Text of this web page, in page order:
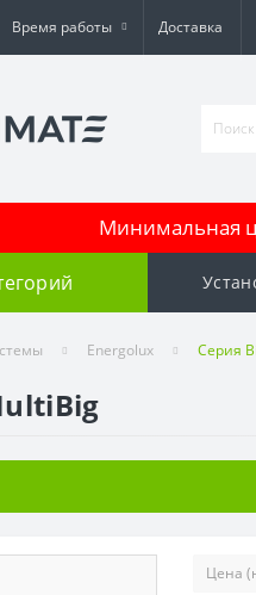
Время работы Доставка
Минимальная
Energolux Серия